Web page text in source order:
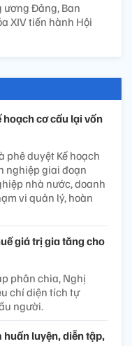
Đảng, Ban
XIV tiến hành Hội
cơ cấu lại vốn
phê duyệt Kế hoạch
nghiệp giai đoạn
nhà nước, doanh
vi quản lý, hoàn
giá trị gia tăng cho
phân chia, Nghị
chí diện tích tự
người.
luyện, diễn tập,